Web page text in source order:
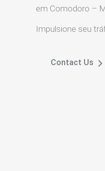
em Comodoro –
Impulsione seu
Contact Us